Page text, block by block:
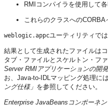
RMIコンパイラを使用して
これらのクラスへの
weblogic.appcユーティリティで
結果として生成されたファイルは
タブ・ファイルとスケルトン・フ
Server RMIアプリケーションの開発
お、Java-to-IDLマッピング処理に
ング仕様」 を参照してください。
Enterprise JavaBeansコンポーネ